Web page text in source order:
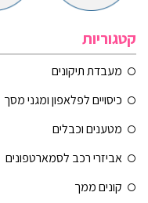
קטגוריות
מעבדת תיקונים
כיסויים לפלאפון ומגני מסך
מטענים וכבלים
אביזרי רכב לסמארטפונים
קונים ממך